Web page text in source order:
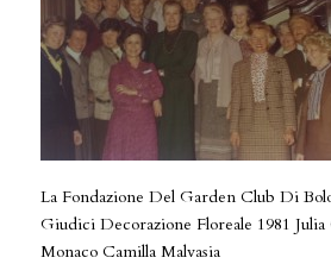
La Fondazione Del Garden Club Di
Giudici Decorazione Floreale 1981
Monaco Camilla Malvasia